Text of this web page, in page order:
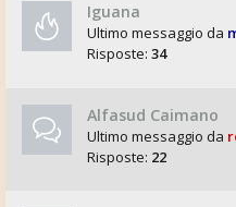
Iguana
Ultimo messaggio da
Risposte: 34
Alfasud Caimano
Ultimo messaggio da
Risposte: 22